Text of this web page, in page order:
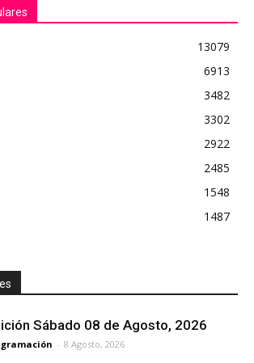
13079
6913
3482
3302
2922
2485
1548
1487
Sábado 08 de Agosto, 2026
- 8 Agosto, 2026